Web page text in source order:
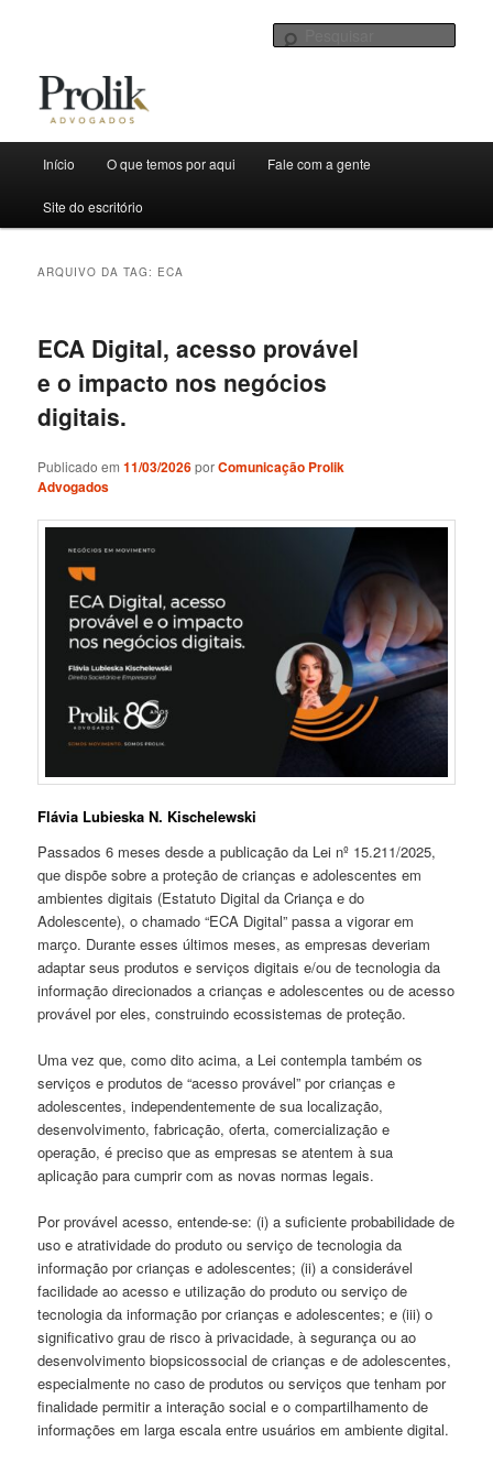
Boletim Informativo
principal
Pular
para
principal
Pular
para
secundário
Início O que temos por aqui Fale com a gente
Site do escritório
ARQUIVO DA TAG: ECA
ECA Digital, acesso provável
e o impacto nos negócios
digitais.
Publicado em11/03/2026porComunicação Prolik
Advogados
Flávia Lubieska N. Kischelewski
Passados 6 meses desde a publicação da Lei nº 15.211/2025,
que dispõe sobre a proteção de crianças e adolescentes em
ambientes digitais (Estatuto Digital da Criança e do
Adolescente), o chamado “ECA Digital” passa a vigorar em
março. Durante esses últimos meses, as empresas deveriam
adaptar seus produtos e serviços digitais e/ou de tecnologia da
informação direcionados a crianças e adolescentes ou de acesso
provável por eles, construindo ecossistemas de proteção.
Uma vez que, como dito acima, a Lei contempla também os
serviços e produtos de “acesso provável” por crianças e
adolescentes, independentemente de sua localização,
desenvolvimento, fabricação, oferta, comercialização e
operação, é preciso que as empresas se atentem à sua
aplicação para cumprir com as novas normas legais.
Por provável acesso, entende-se: (i) a suficiente probabilidade de
uso e atratividade do produto ou serviço de tecnologia da
informação por crianças e adolescentes; (ii) a considerável
facilidade ao acesso e utilização do produto ou serviço de
tecnologia da informação por crianças e adolescentes; e (iii) o
significativo grau de risco à privacidade, à segurança ou ao
desenvolvimento biopsicossocial de crianças e de adolescentes,
especialmente no caso de produtos ou serviços que tenham por
finalidade permitir a interação social e o compartilhamento de
informações em larga escala entre usuários em ambiente digital.